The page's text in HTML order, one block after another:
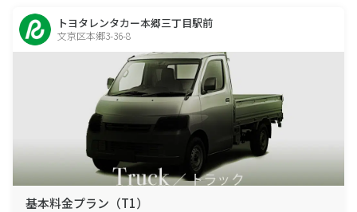
トヨタレンタカー本郷三丁目駅前
文京区本郷3-36-8
基本料金プラン（T1）